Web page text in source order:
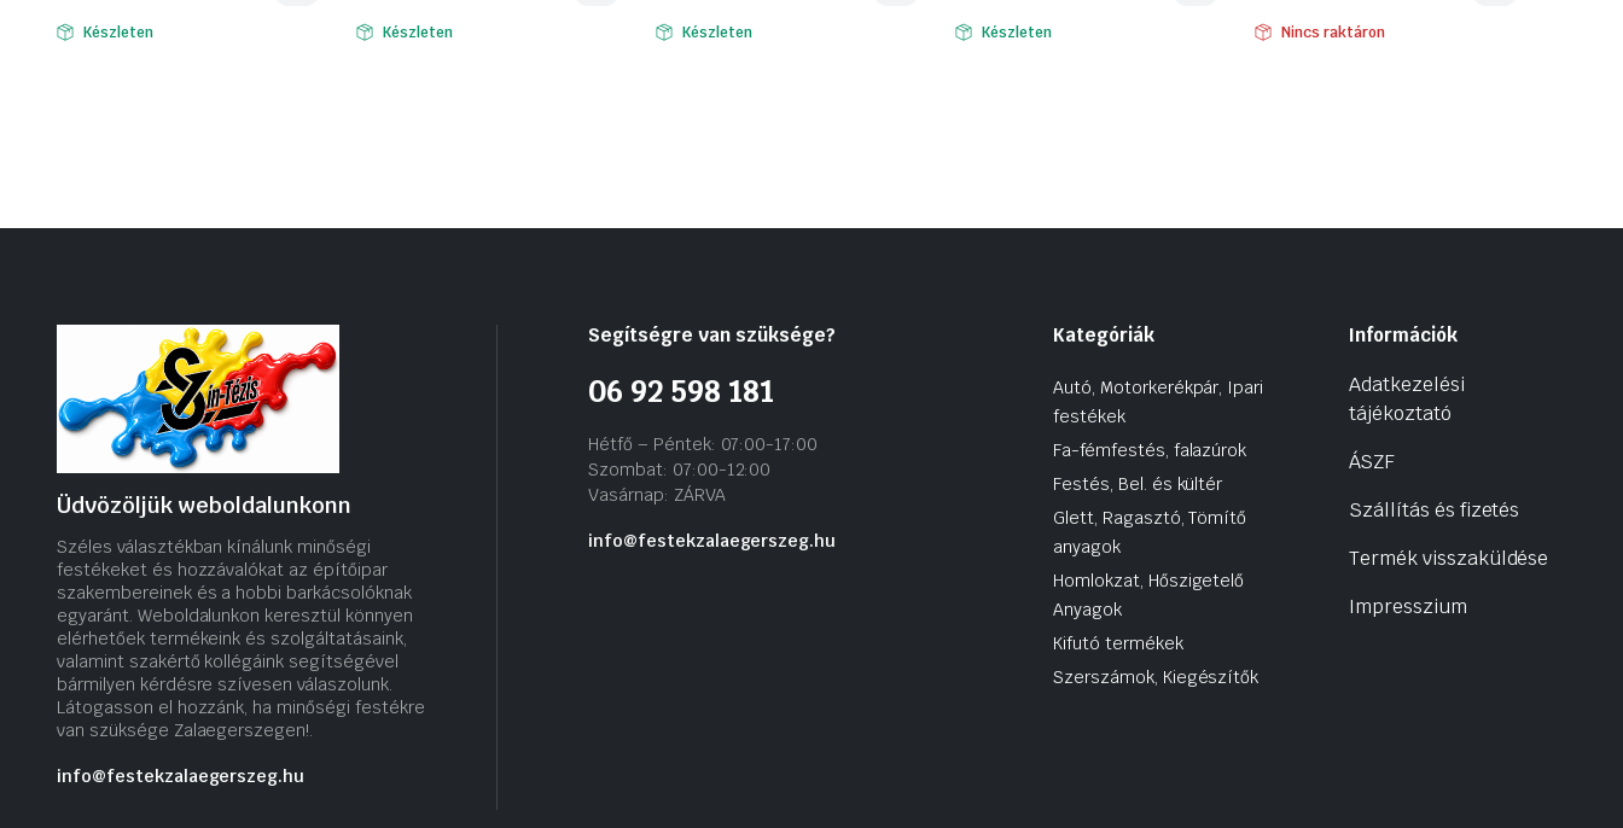
Készleten Készleten Készleten Készleten Nincs raktáron
Üdvözöljük weboldalunkonn
Széles választékban kínálunk minőségi
festékeket és hozzávalókat az építőipar
szakembereinek és a hobbi barkácsolóknak
egyaránt. Weboldalunkon keresztül könnyen
elérhetőek termékeink és szolgáltatásaink,
valamint szakértő kollégáink segítségével
bármilyen kérdésre szívesen válaszolunk.
Látogasson el hozzánk, ha minőségi festékre
van szüksége Zalaegerszegen!.
info@festekzalaegerszeg.hu
Segítségre van szüksége?
06 92 598 181
Hétfő – Péntek: 07:00-17:00
Szombat: 07:00-12:00
Vasárnap: ZÁRVA
info@festekzalaegerszeg.hu
Kategóriák
Autó, Motorkerékpár, Ipari
festékek
Fa-fémfestés, falazúrok
Festés, Bel. és kültér
Glett, Ragasztó, Tömítő
anyagok
Homlokzat, Hőszigetelő
Anyagok
Kifutó termékek
Szerszámok, Kiegészítők
Információk
Adatkezelési
tájékoztató
ÁSZF
Szállítás és fizetés
Termék visszaküldése
Impresszium